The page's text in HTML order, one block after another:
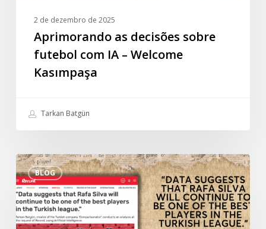
2 de dezembro de 2025
Aprimorando as decisões sobre
futebol com IA – Welcome
Kasımpaşa
Tarkan Batgün
BLOG
Entrevista
especial
de
Tarkan
Batgün